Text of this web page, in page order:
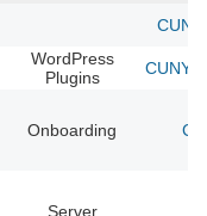
WordPress
Plugins
CUNY
Onboarding
Server